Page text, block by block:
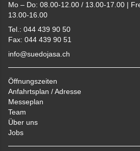
Mo – Do: 08.00-12.00 / 13.00-17.00 |
13.00-16.00
Tel.: 044 439 90 50
Fax: 044 439 90 51
info@suedojasa.ch
Öffnungszeiten
Anfahrtsplan / Adresse
Messeplan
Team
Über uns
Jobs